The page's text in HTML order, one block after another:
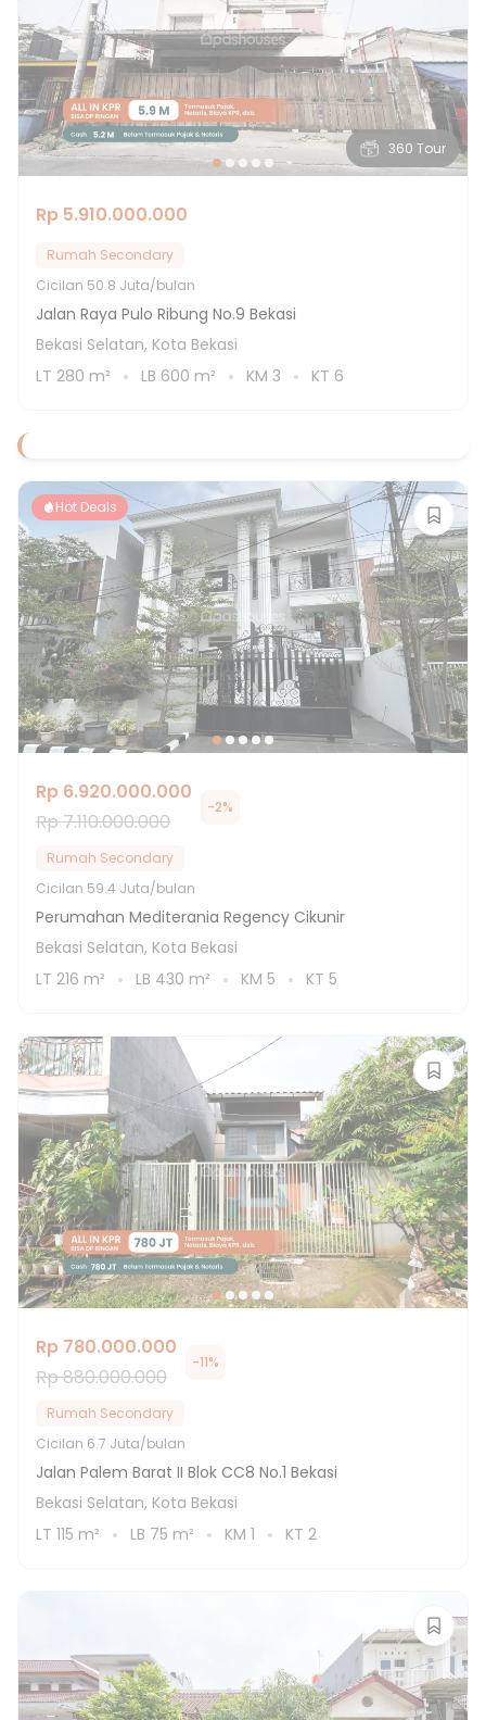
360 Tour
Rp 5.910.000.000
Rumah Secondary
Cicilan 50.8 Juta/bulan
Jalan Raya Pulo Ribung No.9 Bekasi
Bekasi Selatan, Kota Bekasi
LT 280 m² LB 600 m² KM 3 KT 6
Hot Deals
Rp 6.920.000.000
Rp 7.110.000.000
-2%
Rumah Secondary
Cicilan 59.4 Juta/bulan
Perumahan Mediterania Regency Cikunir
Bekasi Selatan, Kota Bekasi
LT 216 m² LB 430 m² KM 5 KT 5
Rp 780.000.000
Rp 880.000.000
-11%
Rumah Secondary
Cicilan 6.7 Juta/bulan
Jalan Palem Barat II Blok CC8 No.1 Bekasi
Bekasi Selatan, Kota Bekasi
LT 115 m² LB 75 m² KM 1 KT 2